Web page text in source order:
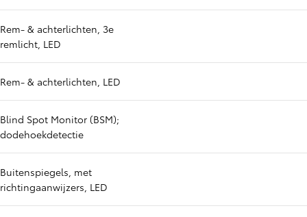
Rem- & achterlichten, 3e
remlicht, LED
Rem- & achterlichten, LED
Blind Spot Monitor (BSM);
dodehoekdetectie
Buitenspiegels, met
richtingaanwijzers, LED